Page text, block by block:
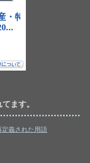
ます。
定義された用語